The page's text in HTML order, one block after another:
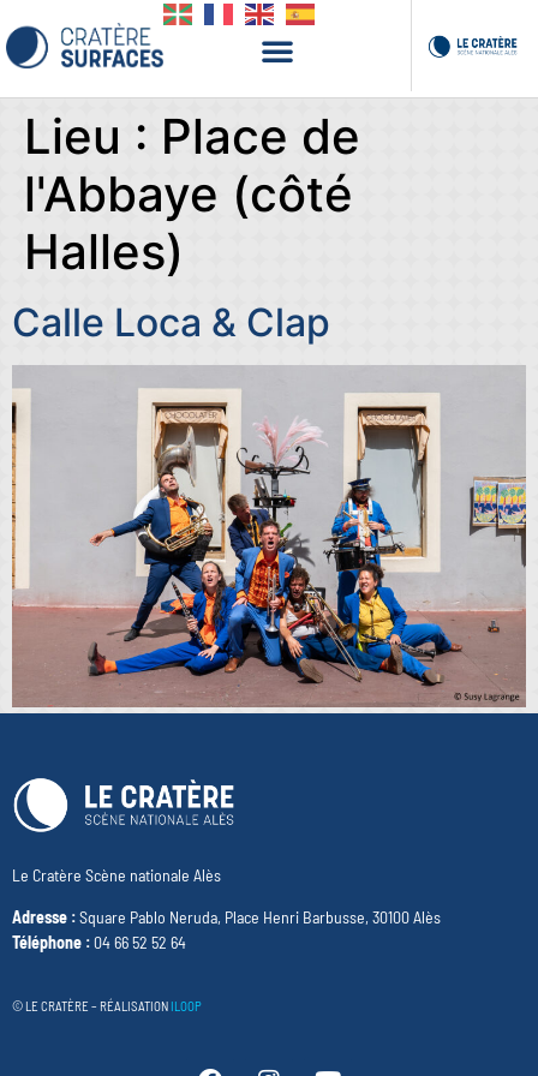
Lieu : Place de
l'Abbaye (côté
Halles)
Calle Loca & Clap
Le Cratère Scène nationale Alès
Adresse :Square Pablo Neruda, Place Henri Barbusse, 30100 Alès
Téléphone :04 66 52 52 64
© LE CRATÈRE – RÉALISATION ILOOP